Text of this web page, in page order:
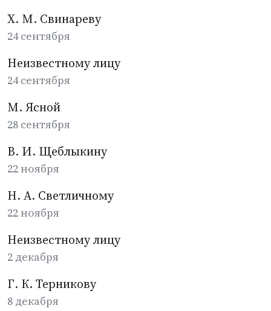
Х. М. Свинареву
24 сентября
Неизвестному лицу
24 сентября
М. Ясной
28 сентября
В. И. Щеблыкину
22 ноября
Н. А. Светличному
22 ноября
Неизвестному лицу
2 декабря
Г. К. Терникову
8 декабря